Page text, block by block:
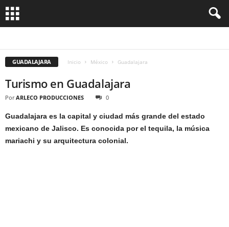
GUADALAJARA Inicio México Guadalajara
Turismo en Guadalajara
Por ARLECO PRODUCCIONES 0
Guadalajara es la capital y ciudad más grande del estado
mexicano de Jalisco. Es conocida por el tequila, la música
mariachi y su arquitectura colonial.